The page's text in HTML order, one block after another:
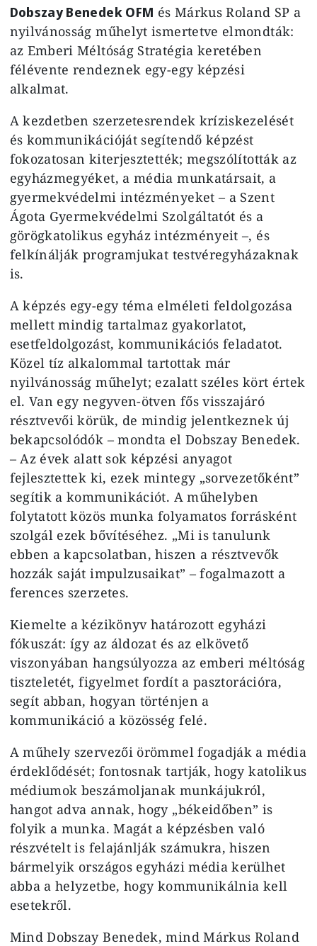
Dobszay Benedek OFM és Márkus Roland SP a
nyilvánosság műhelyt ismertetve elmondták:
az Emberi Méltóság Stratégia keretében
félévente rendeznek egy-egy képzési
alkalmat.
A kezdetben szerzetesrendek kríziskezelését
és kommunikációját segítendő képzést
fokozatosan kiterjesztették; megszólították az
egyházmegyéket, a média munkatársait, a
gyermekvédelmi intézményeket – a Szent
Ágota Gyermekvédelmi Szolgáltatót és a
görögkatolikus egyház intézményeit –, és
felkínálják programjukat testvéregyházaknak
is.
A képzés egy-egy téma elméleti feldolgozása
mellett mindig tartalmaz gyakorlatot,
esetfeldolgozást, kommunikációs feladatot.
Közel tíz alkalommal tartottak már
nyilvánosság műhelyt; ezalatt széles kört értek
el. Van egy negyven-ötven fős visszajáró
résztvevői körük, de mindig jelentkeznek új
bekapcsolódók – mondta el Dobszay Benedek.
– Az évek alatt sok képzési anyagot
fejlesztettek ki, ezek mintegy „sorvezetőként”
segítik a kommunikációt. A műhelyben
folytatott közös munka folyamatos forrásként
szolgál ezek bővítéséhez. „Mi is tanulunk
ebben a kapcsolatban, hiszen a résztvevők
hozzák saját impulzusaikat” – fogalmazott a
ferences szerzetes.
Kiemelte a kézikönyv határozott egyházi
fókuszát: így az áldozat és az elkövető
viszonyában hangsúlyozza az emberi méltóság
tiszteletét, figyelmet fordít a pasztorációra,
segít abban, hogyan történjen a
kommunikáció a közösség felé.
A műhely szervezői örömmel fogadják a média
érdeklődését; fontosnak tartják, hogy katolikus
médiumok beszámoljanak munkájukról,
hangot adva annak, hogy „békeidőben” is
folyik a munka. Magát a képzésben való
részvételt is felajánlják számukra, hiszen
bármelyik országos egyházi média kerülhet
abba a helyzetbe, hogy kommunikálnia kell
esetekről.
Mind Dobszay Benedek, mind Márkus Roland